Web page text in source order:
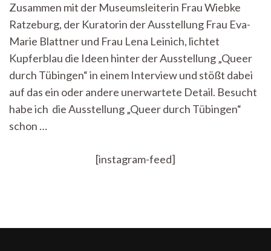
Begann
und
Weiterging
–
Hinter
den
der
Queeren
Zusammen mit der Museumsleiterin Frau Wiebke
Ratzeburg, der Kuratorin der Ausstellung Frau Eva-
Marie Blattner und Frau Lena Leinich, lichtet
Kupferblau die Ideen hinter der Ausstellung „Queer
durch Tübingen“ in einem Interview und stößt dabei
auf das ein oder andere unerwartete Detail. Besucht
habe ich die Ausstellung „Queer durch Tübingen“
schon …
[instagram-feed]